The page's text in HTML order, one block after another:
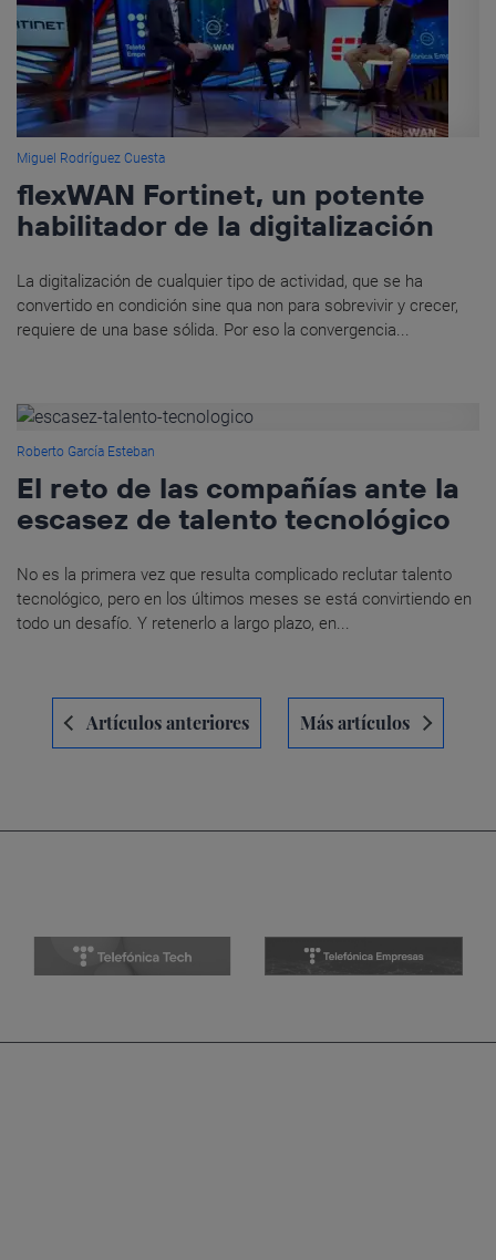
Miguel Rodríguez Cuesta
flexWAN Fortinet, un potente
habilitador de la digitalización
La digitalización de cualquier tipo de actividad, que se ha
convertido en condición sine qua non para sobrevivir y crecer,
requiere de una base sólida. Por eso la convergencia...
Roberto García Esteban
El reto de las compañías ante la
escasez de talento tecnológico
No es la primera vez que resulta complicado reclutar talento
tecnológico, pero en los últimos meses se está convirtiendo en
todo un desafío. Y retenerlo a largo plazo, en...
Navegación
entradas
Artículos anteriores Más artículos